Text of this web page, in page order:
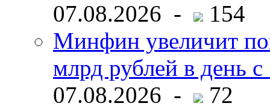
07.08.2026 -
154
Минфин увеличит
млрд рублей в день с
07.08.2026 -
72